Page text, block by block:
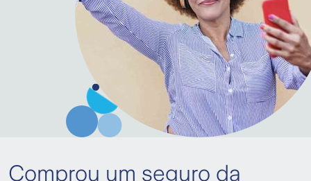
Comprou um seguro da